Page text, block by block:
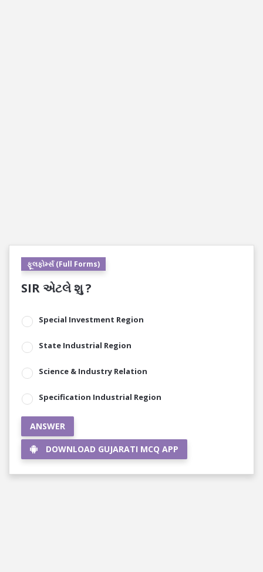
ફૂલફોર્મ્સ (Full Forms)
SIR એટલે શુ ?
Special Investment Region
State Industrial Region
Science & Industry Relation
Specification Industrial Region
ANSWER
DOWNLOAD GUJARATI MCQ APP